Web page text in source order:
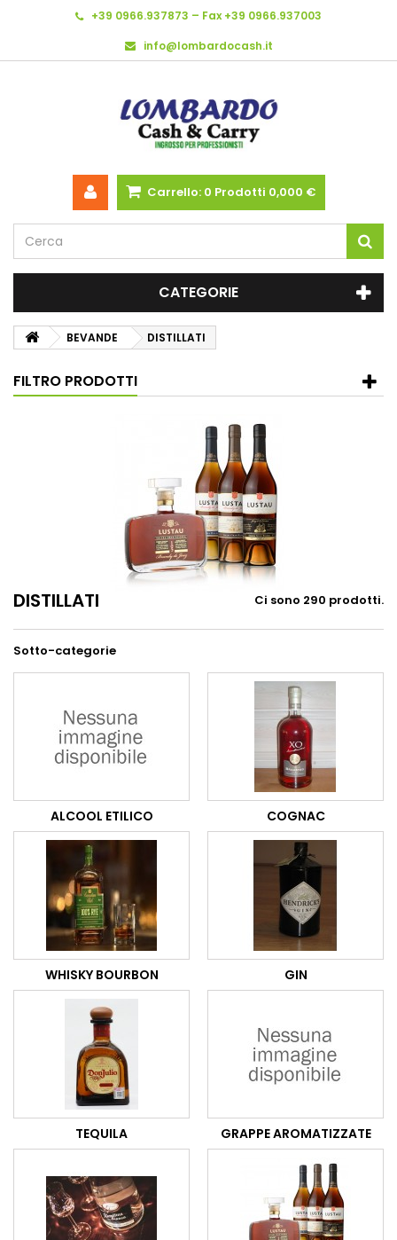
+39 0966.937873 – Fax +39 0966.937003
info@lombardocash.it
Carrello: 0 Prodotti 0,000 €
CATEGORIE
BEVANDE DISTILLATI
FILTRO PRODOTTI
DISTILLATI Ci sono 290 prodotti.
Sotto-categorie
ALCOOL ETILICO COGNAC
WHISKY BOURBON GIN
TEQUILA GRAPPE AROMATIZZATE